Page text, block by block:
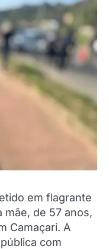
em flagrante
de 57 anos,
Camaçari. A
com